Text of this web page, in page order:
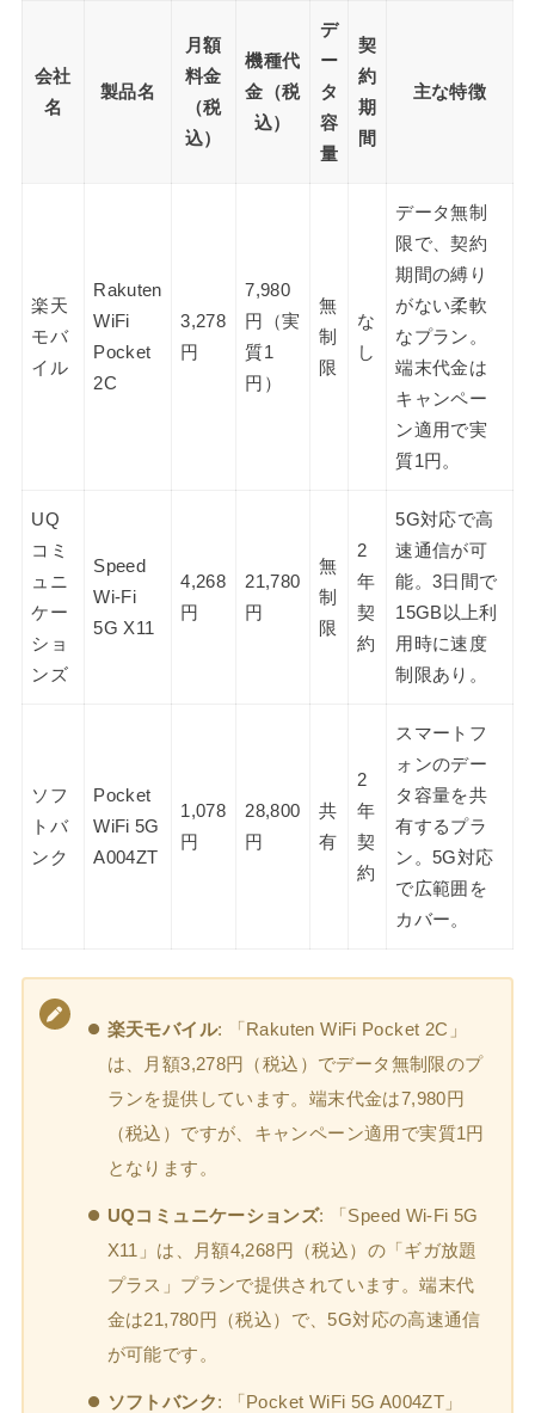
会社
名
製品名
月額
料金
（税
込）
機種代
金（税
込）
デ
ー
タ
容
量
契
約
期
間
主な特徴
楽天
モバ
イル
Rakuten
WiFi
Pocket
2C
3,278
円
7,980
円（実
質1
円）
無
制
限
な
し
データ無制
限で、契約
期間の縛り
がない柔軟
なプラン。
端末代金は
キャンペー
ン適用で実
質1円。
UQ
コミ
ュニ
ケー
ショ
ンズ
Speed
Wi-Fi
5G X11
4,268
円
21,780
円
無
制
限
2
年
契
約
5G対応で高
速通信が可
能。3日間で
15GB以上利
用時に速度
制限あり。
ソフ
トバ
ンク
Pocket
WiFi 5G
A004ZT
1,078
円
28,800
円
共
有
2
年
契
約
スマートフ
ォンのデー
タ容量を共
有するプラ
ン。5G対応
で広範囲を
カバー。
楽天モバイル: 「Rakuten WiFi Pocket 2C」
は、月額3,278円（税込）でデータ無制限のプ
ランを提供しています。端末代金は7,980円
（税込）ですが、キャンペーン適用で実質1円
となります。
UQコミュニケーションズ: 「Speed Wi-Fi 5G
X11」は、月額4,268円（税込）の「ギガ放題
プラス」プランで提供されています。端末代
金は21,780円（税込）で、5G対応の高速通信
が可能です。
ソフトバンク: 「Pocket WiFi 5G A004ZT」